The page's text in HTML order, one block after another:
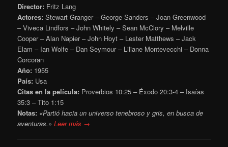
Director: Fritz Lang
Actores: Stewart Granger – George Sanders – Joan Greenwood
– Viveca Lindfors – John Whitely – Sean McClory – Melville
Cooper – Alan Napier – John Hoyt – Lester Matthews – Jack
Elam – Ian Wolfe – Dan Seymour – Liliane Montevecchi – Donna
Corcoran
Año: 1955
País: Usa
Citas en la película: Proverbios 10:25 – Éxodo 20:3-4 – Isaías
35:3 – Tito 1:15
Notas: «Partió hacia un universo tenebroso y gris, en busca de
aventuras.»Leer más →